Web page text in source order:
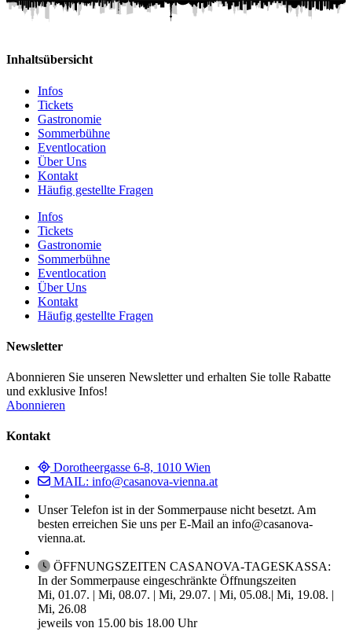
Inhaltsübersicht
Infos
Tickets
Gastronomie
Sommerbühne
Eventlocation
Über Uns
Kontakt
Häufig gestellte Fragen
Infos
Tickets
Gastronomie
Sommerbühne
Eventlocation
Über Uns
Kontakt
Häufig gestellte Fragen
Newsletter
Abonnieren Sie unseren Newsletter und erhalten Sie tolle Rabatte
und exklusive Infos!
Abonnieren
Kontakt
Dorotheergasse 6-8, 1010 Wien
MAIL: info@casanova-vienna.at
Unser Telefon ist in der Sommerpause nicht besetzt. Am
besten erreichen Sie uns per E-Mail an info@casanova-
vienna.at.
ÖFFNUNGSZEITEN CASANOVA-TAGESKASSA:
In der Sommerpause eingeschränkte Öffnungszeiten
Mi, 01.07. | Mi, 08.07. | Mi, 29.07. | Mi, 05.08.| Mi, 19.08. |
Mi, 26.08
jeweils von 15.00 bis 18.00 Uhr